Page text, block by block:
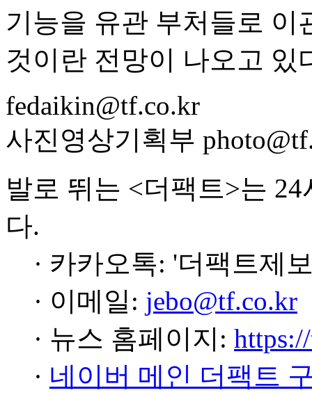
기능을 유관 부처들로 이
것이란 전망이 나오고 있
fedaikin@tf.co.kr
사진영상기획부
발로 뛰는 <더팩트>는
다.
· 카카오톡: '더팩트제
· 이메일: jebo@tf.co.kr
· 뉴스 홈페이지:
· 네이버 메인 더팩트